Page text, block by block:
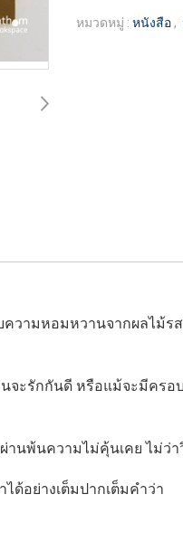
หมวดหมู่ : หนังสือ ,
ามหอมหวานจากผลไม้
จะรักกันดี หรือแม้จะมีค
านพ้นความไม่คุ้นเคย ไม่ว่
ด้อย่างเต็มปากเต็มคำว่า